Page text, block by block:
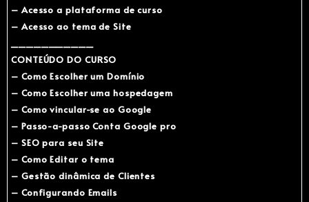
– Acesso a plataforma de curso
– Acesso ao tema de Site
CONTEÚDO DO CURSO
– Como Escolher um Domínio
– Como Escolher uma hospedagem
– Como vincular-se ao Google
– Passo-a-passo Conta Google pro
– SEO para seu Site
– Como Editar o tema
– Gestão dinâmica de Clientes
– Configurando Emails